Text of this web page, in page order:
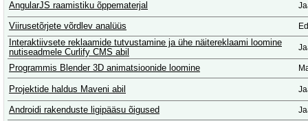
AngularJS raamistiku õppematerjal
Viirusetõrjete võrdlev analüüs
Interaktiivsete reklaamide tutvustamine ja ühe näitereklaami loomine
nutiseadmele Curlify CMS abil
Programmis Blender 3D animatsioonide loomine
Projektide haldus Maveni abil
Androidi rakenduste ligipääsu õigused